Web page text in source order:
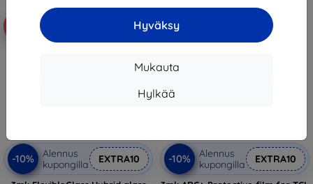
Hyväksy
Mukauta
Hylkää
-10%
Alennus
kupongilla
EXTRA10
-10%
-10%
Alennus
kupongilla
EXTRA10